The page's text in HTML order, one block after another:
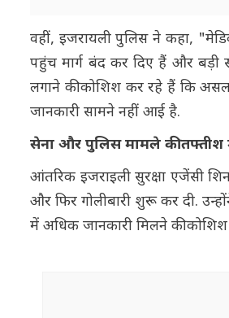
वहीं, इजरायली पुलिस ने कहा,
पहुंच मार्ग बंद कर दिए हैं और बड़ी
लगाने की कोशिश कर रहे हैं कि
जानकारी सामने नहीं आई है.
सेना और पुलिस मामले की
आंतरिक इजराइली सुरक्षा एजेंसी
और फिर गोलीबारी शुरू कर दी.
में अधिक जानकारी मिलने की कोशिश